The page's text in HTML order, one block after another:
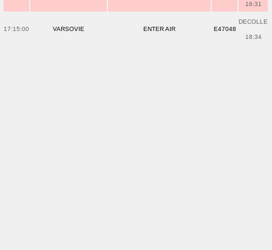
16:31
17:15:00 VARSOVIE ENTER AIR E47048
DECOLLE
18:34